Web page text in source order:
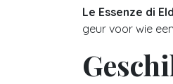
Le Essenze di
geur voor wie een